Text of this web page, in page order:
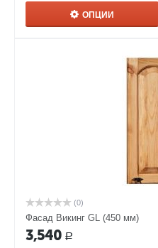
ОПЦИИ
(0)
Фасад Викинг GL (450 мм)
3,540 Р